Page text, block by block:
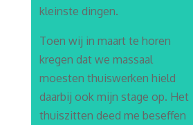
kleinste dingen.
Toen wij in maart te horen
kregen dat we massaal
moesten thuiswerken hield
daarbij ook mijn stage op. Het
thuiszitten deed me beseffen